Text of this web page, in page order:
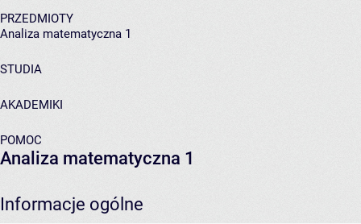
PRZEDMIOTY
Analiza matematyczna 1
STUDIA
AKADEMIKI
POMOC
Analiza matematyczna 1
Informacje ogólne